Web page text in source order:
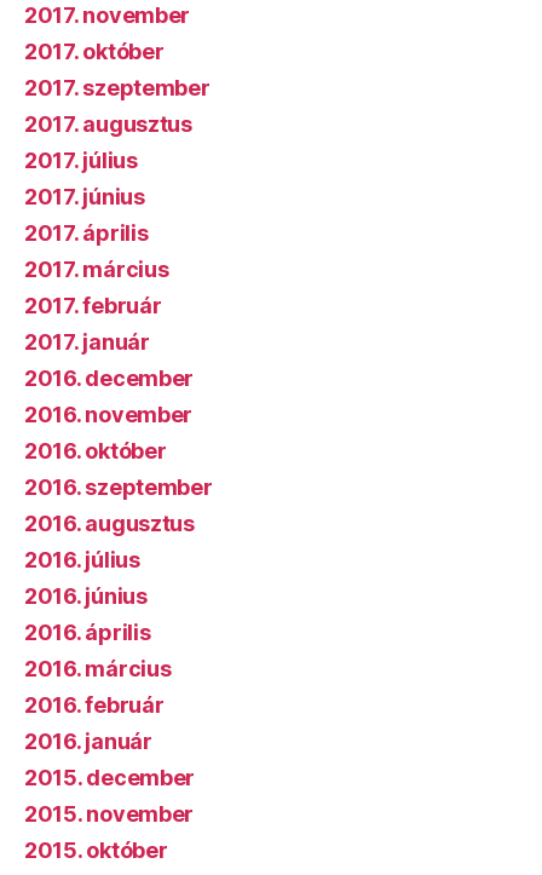
2017. november
2017. október
2017. szeptember
2017. augusztus
2017. július
2017. június
2017. április
2017. március
2017. február
2017. január
2016. december
2016. november
2016. október
2016. szeptember
2016. augusztus
2016. július
2016. június
2016. április
2016. március
2016. február
2016. január
2015. december
2015. november
2015. október